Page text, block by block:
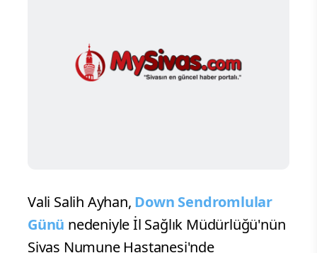
Vali Salih Ayhan, Down Sendromlular
Günü nedeniyle İl Sağlık Müdürlüğü'nün
Sivas Numune Hastanesi'nde